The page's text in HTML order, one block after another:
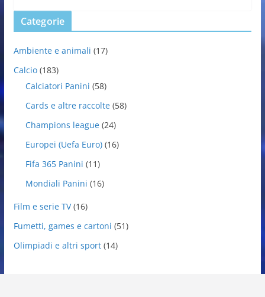
Categorie
Ambiente e animali (17)
Calcio(183)
Calciatori Panini (58)
Cards e altre raccolte(58)
Champions league(24)
Europei (Uefa Euro)(16)
Fifa 365 Panini (11)
Mondiali Panini (16)
Film e serie TV(16)
Fumetti, games e cartoni (51)
Olimpiadi e altri sport(14)